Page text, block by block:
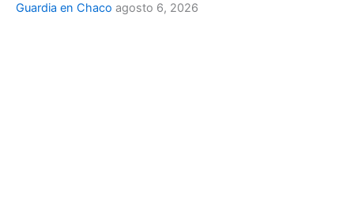
Guardia en Chaco agosto 6, 2026